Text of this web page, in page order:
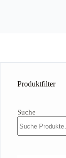
Produktfilter
Suche